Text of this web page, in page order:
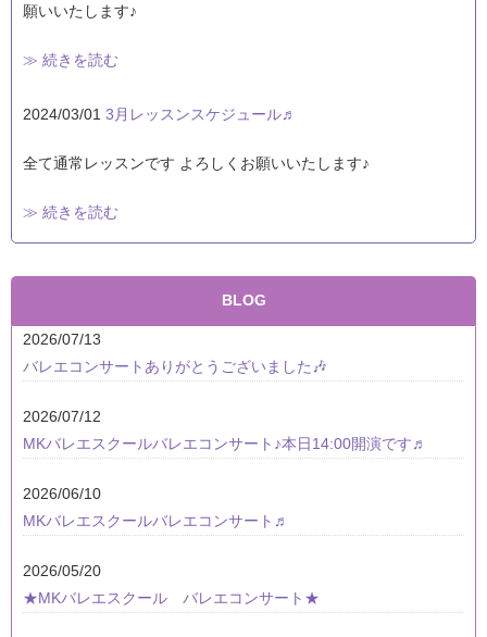
願いいたします♪
≫ 続きを読む
2024/03/01 3月レッスンスケジュール♬
全て通常レッスンです よろしくお願いいたします♪
≫ 続きを読む
BLOG
2026/07/13
バレエコンサートありがとうございました🎶
2026/07/12
MKバレエスクールバレエコンサート♪本日14:00開演です♬
2026/06/10
MKバレエスクールバレエコンサート♬
2026/05/20
★MKバレエスクール バレエコンサート★